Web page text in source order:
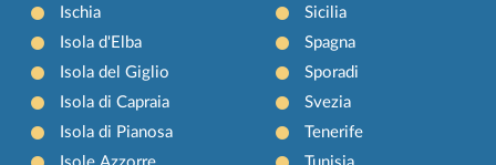
Ischia
Isola d'Elba
Isola del Giglio
Isola di Capraia
Isola di Pianosa
Sicilia
Spagna
Sporadi
Svezia
Tenerife